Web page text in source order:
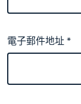
電子郵件地址*